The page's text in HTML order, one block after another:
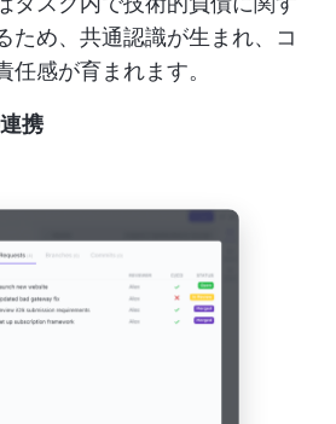
ため、共通認識が生まれ、コ
任感が育まれます。
携